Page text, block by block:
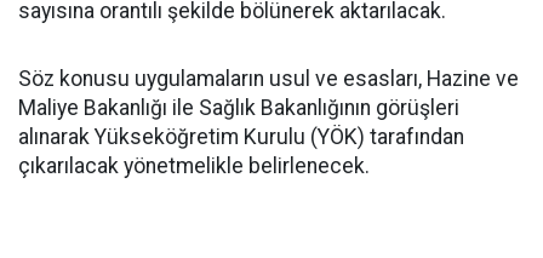
sayısına orantılı şekilde bölünerek aktarılacak.
​Söz konusu uygulamaların usul ve esasları, Hazine ve
Maliye Bakanlığı ile Sağlık Bakanlığının görüşleri
alınarak Yükseköğretim Kurulu (YÖK) tarafından
çıkarılacak yönetmelikle belirlenecek.